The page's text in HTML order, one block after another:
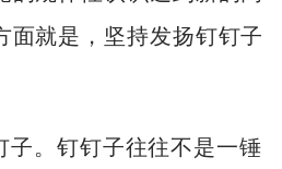
面就是，坚持发扬钉钉子
子。钉钉子往往不是一锤